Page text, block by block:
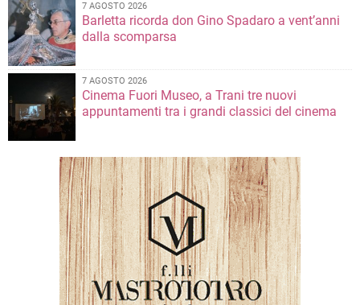
7 AGOSTO 2026
Barletta ricorda don Gino Spadaro a vent’anni
dalla scomparsa
7 AGOSTO 2026
Cinema Fuori Museo, a Trani tre nuovi
appuntamenti tra i grandi classici del cinema